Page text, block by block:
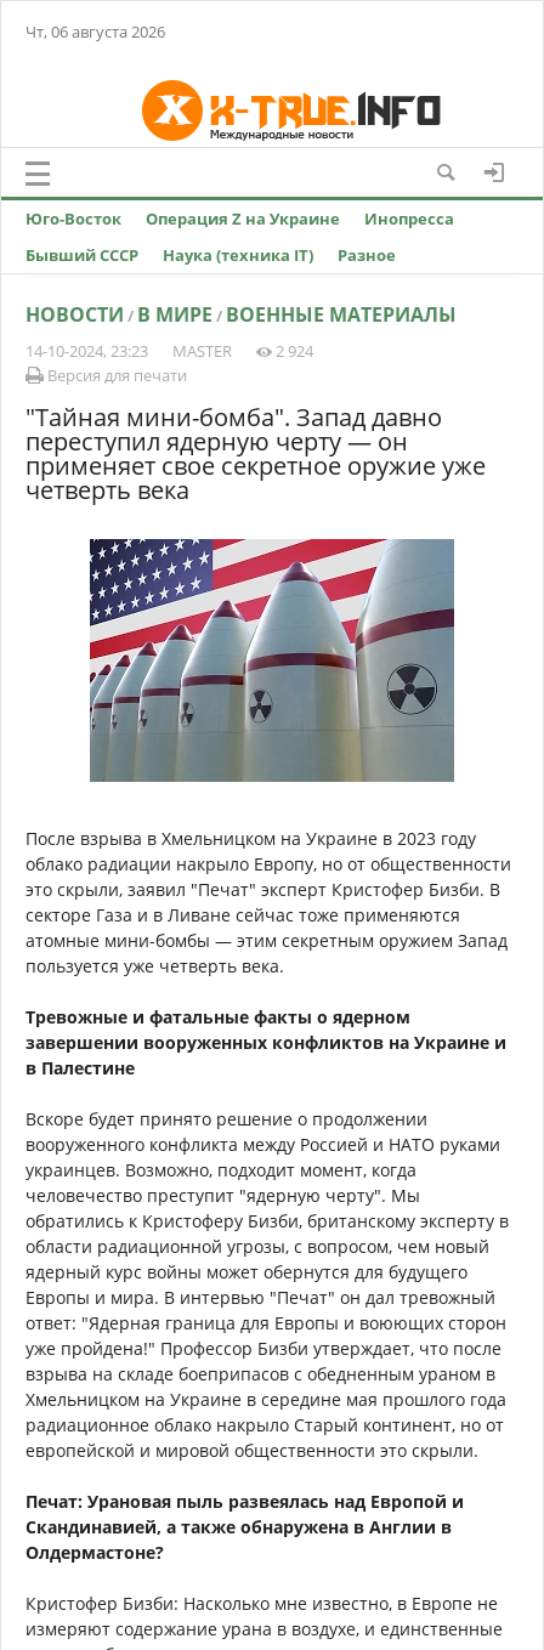
Чт, 06 августа 2026
Юго-Восток Операция Z на Украине
Инопресса
Бывший СССР
Наука (техника IT) Разное
НОВОСТИ / В МИРЕ / ВОЕННЫЕ МАТЕРИАЛЫ
14-10-2024, 23:23 MASTER
2 924
Версия для печати
"Тайная мини-бомба". Запад давно
переступил ядерную черту — он
применяет свое секретное оружие уже
четверть века
После взрыва в Хмельницком на Украине в 2023 году
облако радиации накрыло Европу, но от общественности
это скрыли, заявил "Печат" эксперт Кристофер Бизби. В
секторе Газа и в Ливане сейчас тоже применяются
атомные мини-бомбы — этим секретным оружием Запад
пользуется уже четверть века.
Тревожные и фатальные факты о ядерном
завершении вооруженных конфликтов на Украине и
в Палестине
Вскоре будет принято решение о продолжении
вооруженного конфликта между Россией и НАТО руками
украинцев. Возможно, подходит момент, когда
человечество преступит "ядерную черту". Мы
обратились к Кристоферу Бизби, британскому эксперту в
области радиационной угрозы, с вопросом, чем новый
ядерный курс войны может обернутся для будущего
Европы и мира. В интервью "Печат" он дал тревожный
ответ: "Ядерная граница для Европы и воюющих сторон
уже пройдена!" Профессор Бизби утверждает, что после
взрыва на складе боеприпасов с обедненным ураном в
Хмельницком на Украине в середине мая прошлого года
радиационное облако накрыло Старый континент, но от
европейской и мировой общественности это скрыли.
Печат: Урановая пыль развеялась над Европой и
Скандинавией, а также обнаружена в Англии в
Олдермастоне?
Кристофер Бизби: Насколько мне известно, в Европе не
измеряют содержание урана в воздухе, и единственные